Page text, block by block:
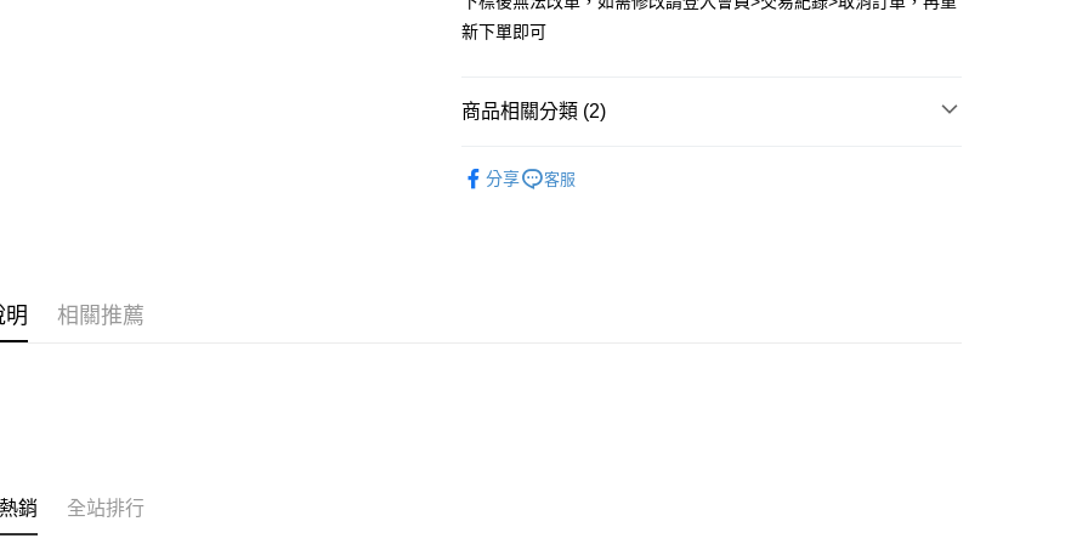
街口支付
ATM付款
運送方式
新下單即可
商品相關分類 (2)
分享 客服
明 相關推薦
銷 全站排行